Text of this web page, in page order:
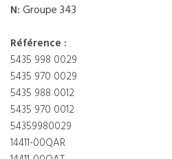
N: Groupe 343
Référence :
5435 998 0029
5435 970 0029
5435 988 0012
5435 970 0012
54359980029
14411-00QAR